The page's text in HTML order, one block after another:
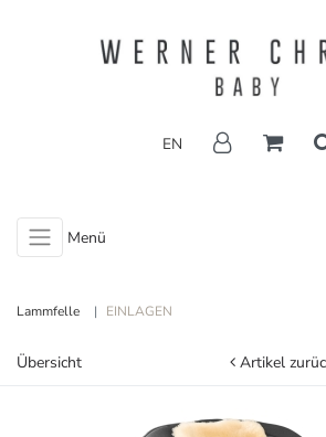
EN
Menü
Lammfelle EINLAGEN
Übersicht Artikel